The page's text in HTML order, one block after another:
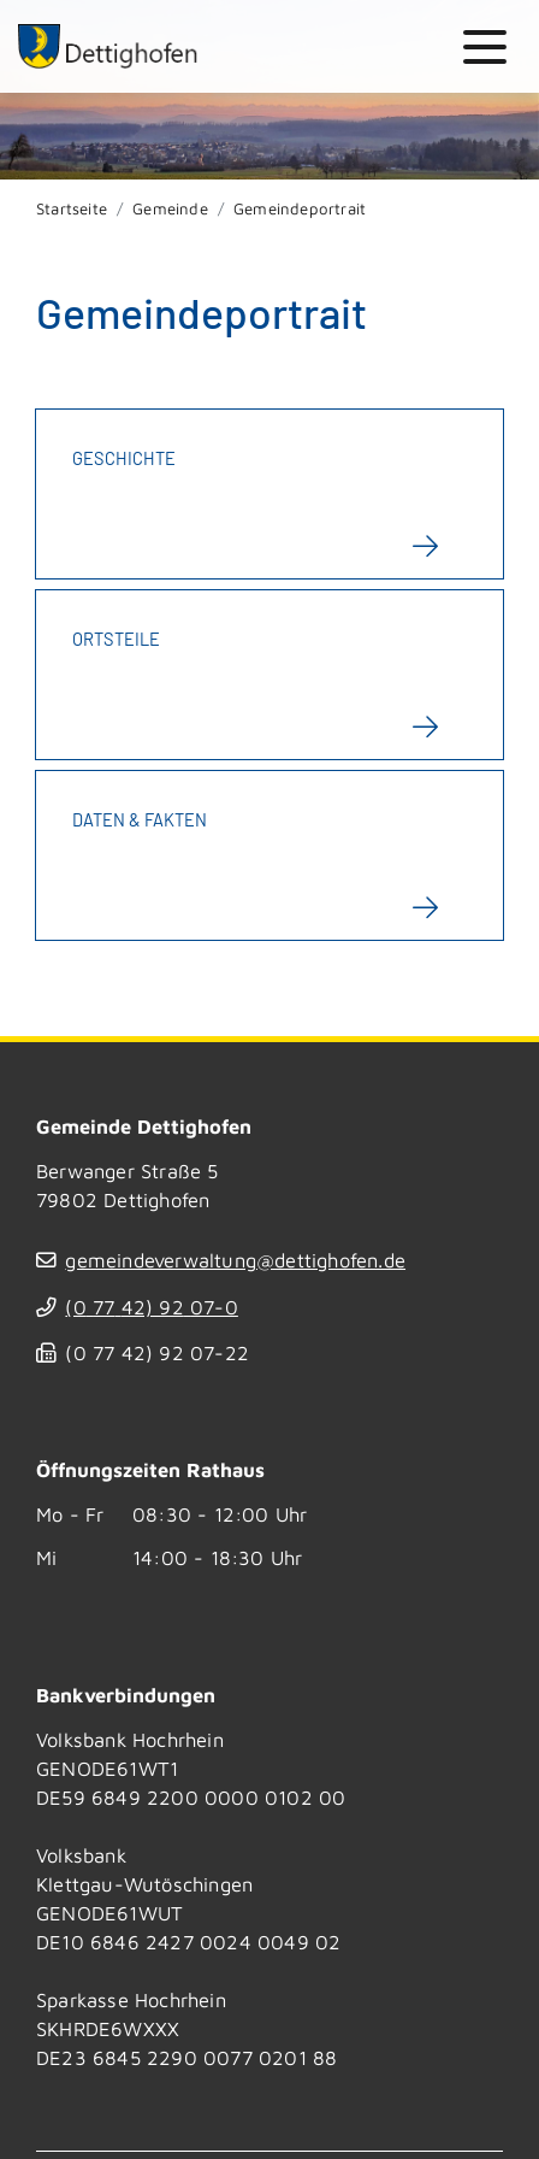
Startseite Gemeinde Gemeindeportrait
Gemeindeportrait
GESCHICHTE
ORTSTEILE
DATEN & FAKTEN
Gemeinde Dettighofen
Berwanger Straße 5
79802 Dettighofen
gemeindeverwaltung@dettighofen.de
(0 77 42) 92 07-0
(0 77 42) 92 07-22
Öffnungszeiten Rathaus
Mo - Fr
08:30 - 12:00 Uhr
Mi
14:00 - 18:30 Uhr
Bankverbindungen
Volksbank Hochrhein
GENODE61WT1
DE59 6849 2200 0000 0102 00
Volksbank
Klettgau-Wutöschingen
GENODE61WUT
DE10 6846 2427 0024 0049 02
Sparkasse Hochrhein
SKHRDE6WXXX
DE23 6845 2290 0077 0201 88